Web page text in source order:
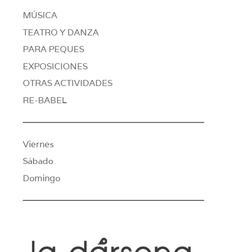
MÚSICA
TEATRO Y DANZA
PARA PEQUES
EXPOSICIONES
OTRAS ACTIVIDADES
RE-BABEL
Viernes
Sábado
Domingo